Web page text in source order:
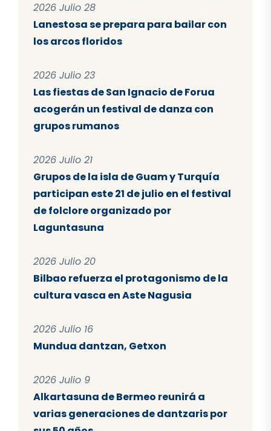
2026 Julio 28
Lanestosa se prepara para bailar con
los arcos floridos
2026 Julio 23
Las fiestas de San Ignacio de Forua
acogerán un festival de danza con
grupos rumanos
2026 Julio 21
Grupos de la isla de Guam y Turquía
participan este 21 de julio en el festival
de folclore organizado por
Laguntasuna
2026 Julio 20
Bilbao refuerza el protagonismo de la
cultura vasca en Aste Nagusia
2026 Julio 16
Mundua dantzan, Getxon
2026 Julio 9
Alkartasuna de Bermeo reunirá a
varias generaciones de dantzaris por